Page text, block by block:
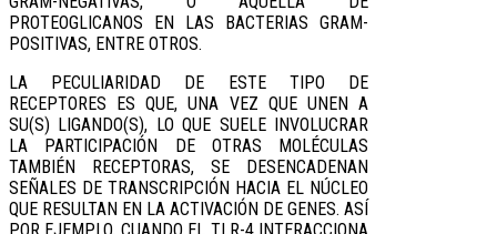
PROTEOGLICANOS EN LAS BACTERIAS GRAM-
POSITIVAS, ENTRE OTROS.
LA PECULIARIDAD DE ESTE TIPO DE
RECEPTORES ES QUE, UNA VEZ QUE UNEN A
SU(S) LIGANDO(S), LO QUE SUELE INVOLUCRAR
LA PARTICIPACIÓN DE OTRAS MOLÉCULAS
TAMBIÉN RECEPTORAS, SE DESENCADENAN
SEÑALES DE TRANSCRIPCIÓN HACIA EL NÚCLEO
QUE RESULTAN EN LA ACTIVACIÓN DE GENES. ASÍ